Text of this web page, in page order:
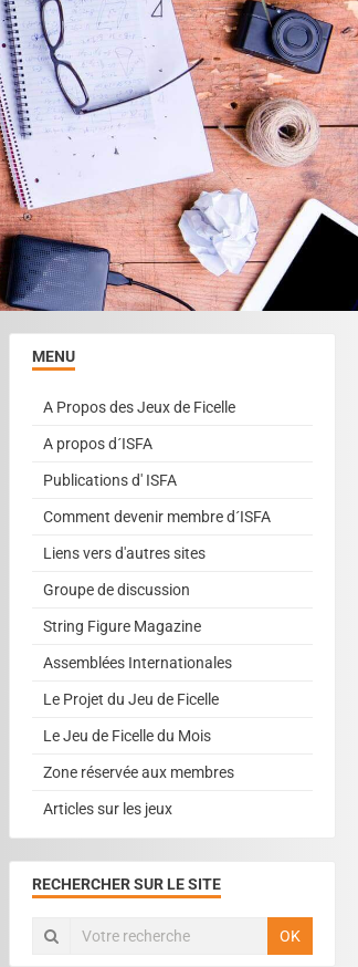
MENU
A Propos des Jeux de Ficelle
A propos d´ISFA
Publications d' ISFA
Comment devenir membre d´ISFA
Liens vers d'autres sites
Groupe de discussion
String Figure Magazine
Assemblées Internationales
Le Projet du Jeu de Ficelle
Le Jeu de Ficelle du Mois
Zone réservée aux membres
Articles sur les jeux
RECHERCHER SUR LE SITE
OK